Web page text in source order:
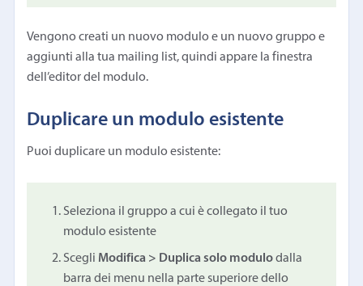
Vengono creati un nuovo modulo e un nuovo gruppo e
aggiunti alla tua mailing list, quindi appare la finestra
dell’editor del modulo.
Duplicare un modulo esistente
Puoi duplicare un modulo esistente:
Seleziona il gruppo a cui è collegato il tuo
modulo esistente
Scegli Modifica > Duplica solo modulodalla
barra dei menu nella parte superiore dello